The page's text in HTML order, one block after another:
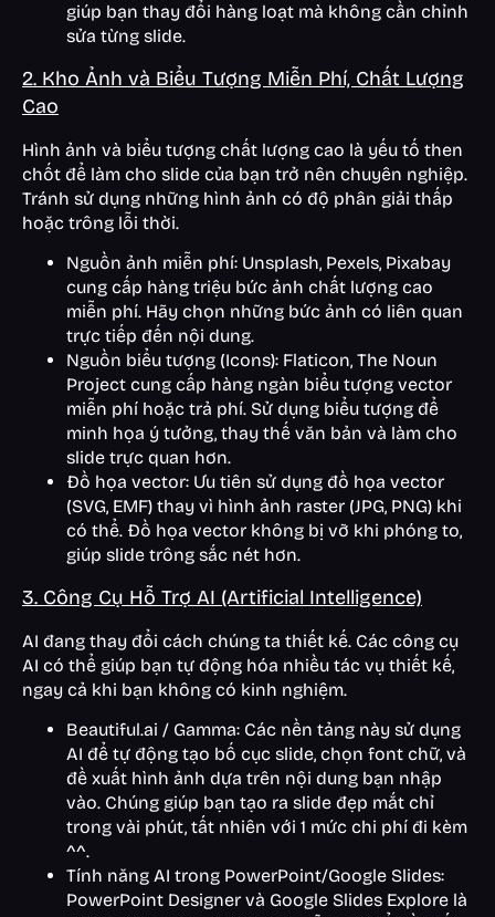
giúp bạn thay đổi hàng loạt mà không cần chỉnh
sửa từng slide.
2. Kho Ảnh và Biểu Tượng Miễn Phí, Chất Lượng
Cao
Hình ảnh và biểu tượng chất lượng cao là yếu tố then
chốt để làm cho slide của bạn trở nên chuyên nghiệp.
Tránh sử dụng những hình ảnh có độ phân giải thấp
hoặc trông lỗi thời.
Nguồn ảnh miễn phí: Unsplash, Pexels, Pixabay
cung cấp hàng triệu bức ảnh chất lượng cao
miễn phí. Hãy chọn những bức ảnh có liên quan
trực tiếp đến nội dung.
Nguồn biểu tượng (Icons): Flaticon, The Noun
Project cung cấp hàng ngàn biểu tượng vector
miễn phí hoặc trả phí. Sử dụng biểu tượng để
minh họa ý tưởng, thay thế văn bản và làm cho
slide trực quan hơn.
Đồ họa vector: Ưu tiên sử dụng đồ họa vector
(SVG, EMF) thay vì hình ảnh raster (JPG, PNG) khi
có thể. Đồ họa vector không bị vỡ khi phóng to,
giúp slide trông sắc nét hơn.
3. Công Cụ Hỗ Trợ AI (Artificial Intelligence)
AI đang thay đổi cách chúng ta thiết kế. Các công cụ
AI có thể giúp bạn tự động hóa nhiều tác vụ thiết kế,
ngay cả khi bạn không có kinh nghiệm.
Beautiful.ai / Gamma: Các nền tảng này sử dụng
AI để tự động tạo bố cục slide, chọn font chữ, và
đề xuất hình ảnh dựa trên nội dung bạn nhập
vào. Chúng giúp bạn tạo ra slide đẹp mắt chỉ
trong vài phút, tất nhiên với 1 mức chi phí đi kèm
^^.
Tính năng AI trong PowerPoint/Google Slides:
PowerPoint Designer và Google Slides Explore là